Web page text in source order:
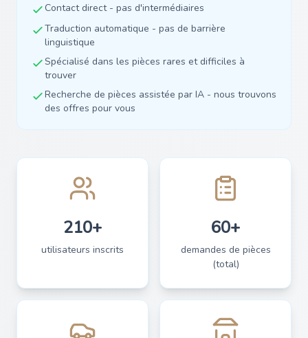
Contact direct - pas d'intermédiaires
Traduction automatique - pas de barrière
linguistique
Spécialisé dans les pièces rares et difficiles à
trouver
Recherche de pièces assistée par IA - nous trouvons
des offres pour vous
210+
utilisateurs inscrits
60+
demandes de pièces
(total)